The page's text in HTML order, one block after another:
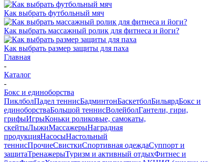
Как выбрать футбольный мяч
Как выбрать массажный ролик для фитнеса и йоги?
Как выбрать размер защиты для паха
Главная
-
Каталог
-
Бокс и единоборства
ПиклболПадел теннисБадминтонБаскетболБильярдБокс и
единоборстваБольшой теннисВолейболГантели, гири,
грифыИгрыКоньки роликовые, самокаты,
скейтыЛыжиМассажерыНаградная
продукцияНасосыНастольный
теннисПрочиеСвисткиСпортивная одеждаСуппорт и
защитаТренажерыТуризм и активный отдыхФитнес и